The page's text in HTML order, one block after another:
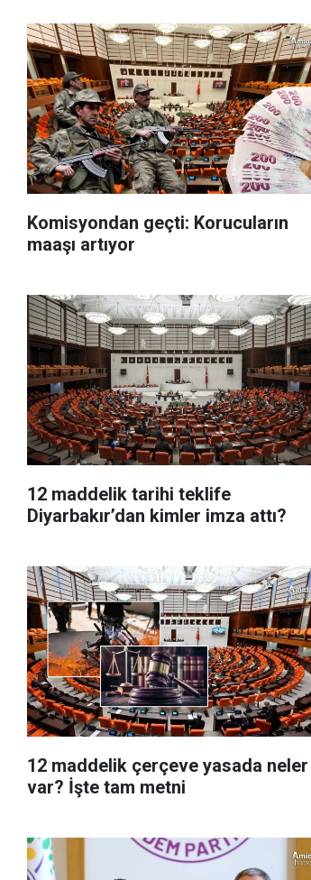
Komisyondan geçti: Korucuların
maaşı artıyor
12 maddelik tarihi teklife
Diyarbakır’dan kimler imza attı?
12 maddelik çerçeve yasada neler
var? İşte tam metni